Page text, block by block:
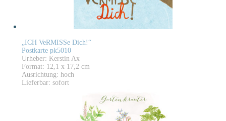
„ICH VeRMISSe Dich!“
Postkarte pk5010
Urheber: Kerstin Ax
Format: 12,1 x 17,2 cm
Ausrichtung: hoch
Lieferbar: sofort